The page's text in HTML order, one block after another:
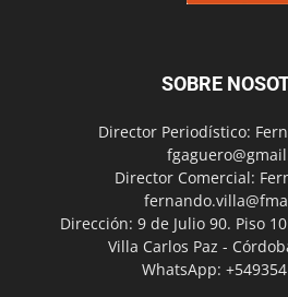
SOBRE
Director Periodístico:
Director Comercial:
Dirección: 9 de Julio 90. Piso
Villa Carlos Paz -
WhatsApp: